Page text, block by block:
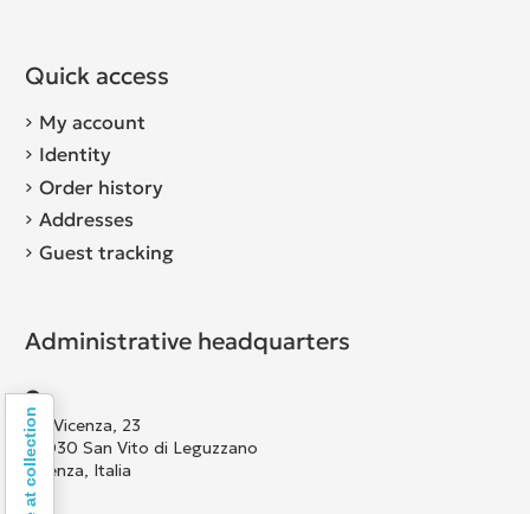
Quick access
My account
Identity
Order history
Addresses
Guest tracking
Administrative headquarters
Via Vicenza, 23
36030 San Vito di Leguzzano
Vicenza, Italia